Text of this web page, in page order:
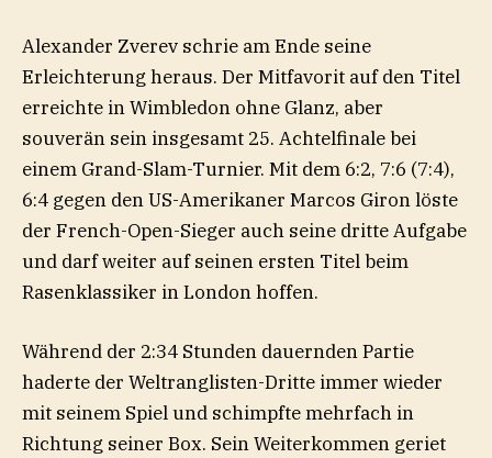
Alexander Zverev schrie am Ende seine
Erleichterung heraus. Der Mitfavorit auf den Titel
erreichte in Wimbledon ohne Glanz, aber
souverän sein insgesamt 25. Achtelfinale bei
einem Grand-Slam-Turnier. Mit dem 6:2, 7:6 (7:4),
6:4 gegen den US-Amerikaner Marcos Giron löste
der French-Open-Sieger auch seine dritte Aufgabe
und darf weiter auf seinen ersten Titel beim
Rasenklassiker in London hoffen.
Während der 2:34 Stunden dauernden Partie
haderte der Weltranglisten-Dritte immer wieder
mit seinem Spiel und schimpfte mehrfach in
Richtung seiner Box. Sein Weiterkommen geriet